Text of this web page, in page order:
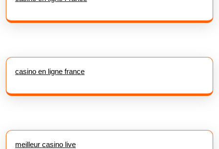
casino en ligne france
meilleur casino live